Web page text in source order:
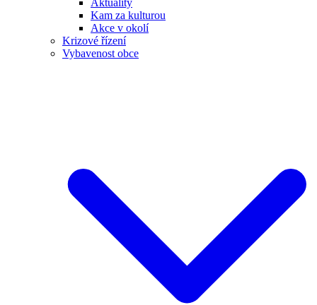
Kam za kulturou
Akce v okolí
Krizové řízení
Vybavenost obce